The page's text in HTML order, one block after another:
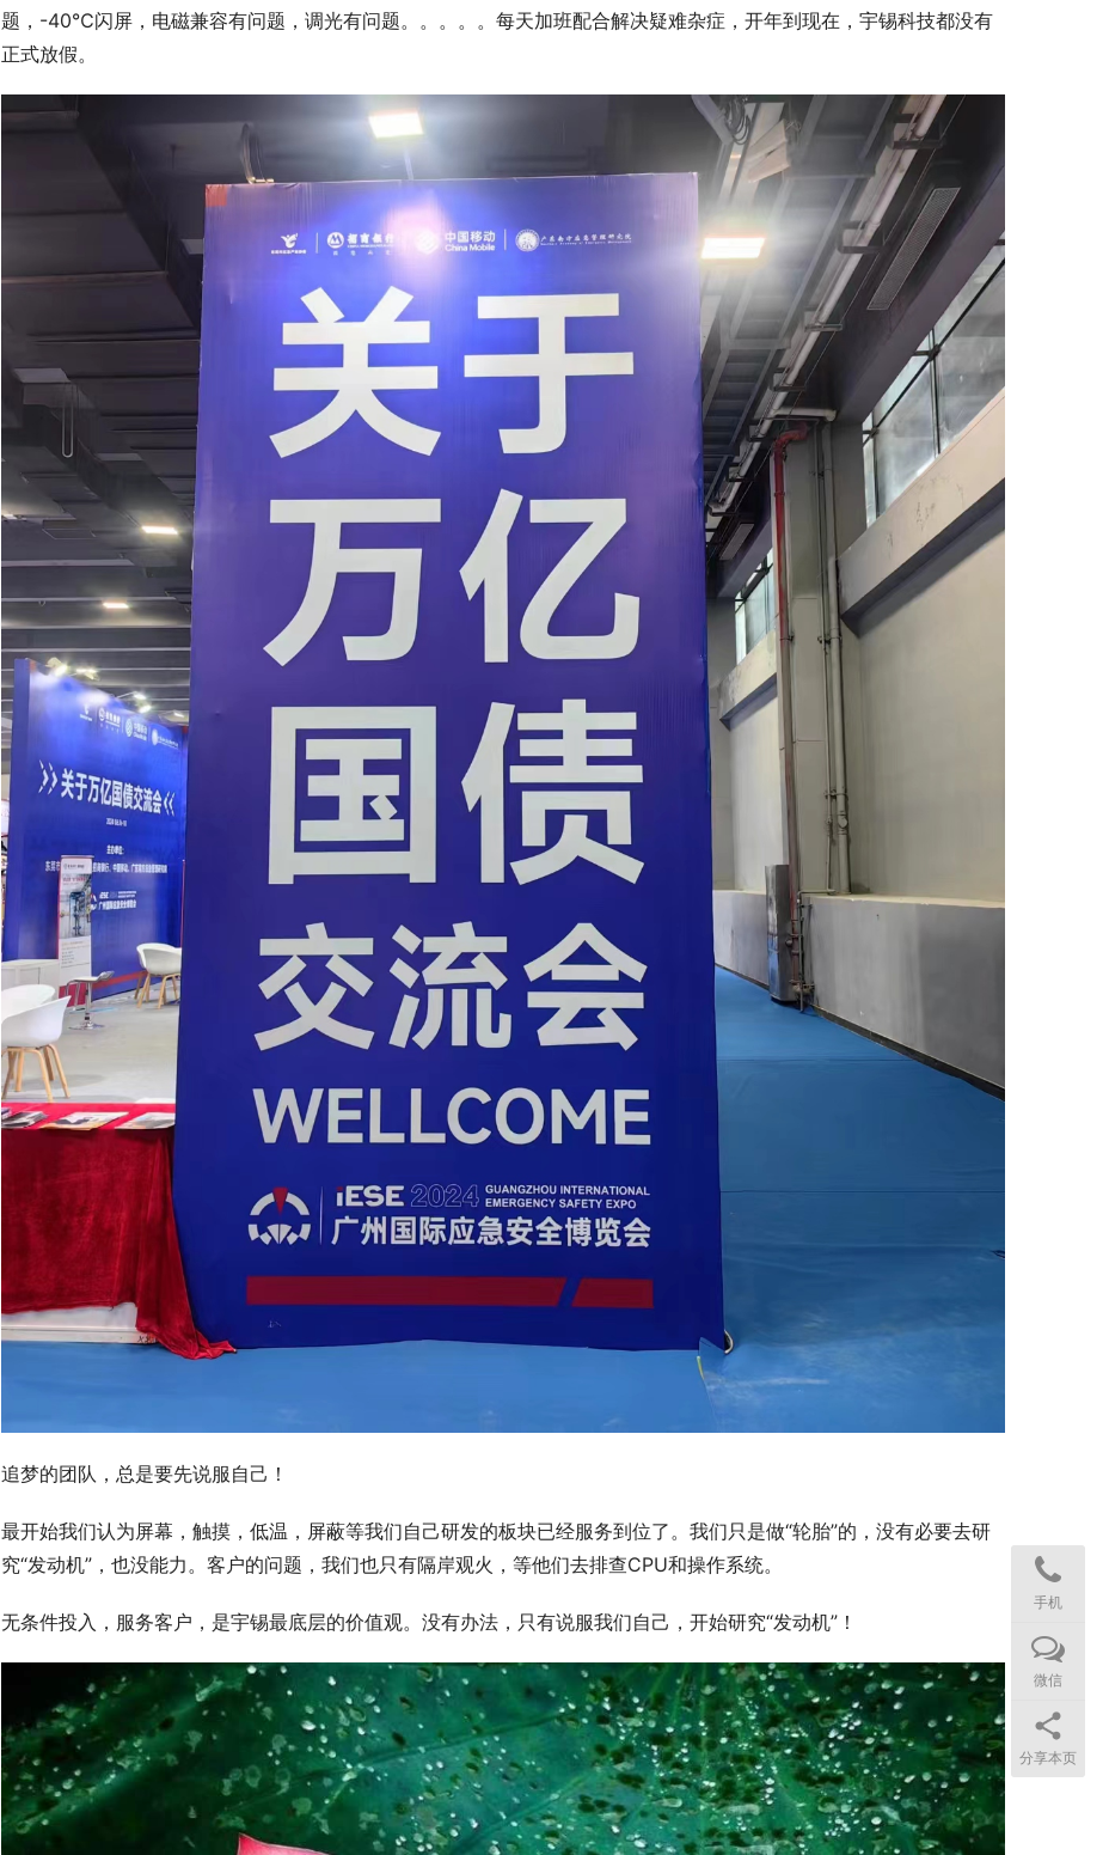
题，-40℃闪屏，电磁兼容有问题，调光有问题。。。。。每天加班配合解决疑难杂症，开年到现在，宇锡科技都没有
正式放假。
追梦的团队，总是要先说服自己！
最开始我们认为屏幕，触摸，低温，屏蔽等我们自己研发的板块已经服务到位了。我们只是做“轮胎”的，没有必要去研
究“发动机”，也没能力。客户的问题，我们也只有隔岸观火，等他们去排查CPU和操作系统。
无条件投入，服务客户，是宇锡最底层的价值观。没有办法，只有说服我们自己，开始研究“发动机”！
手机
微信
分享本页